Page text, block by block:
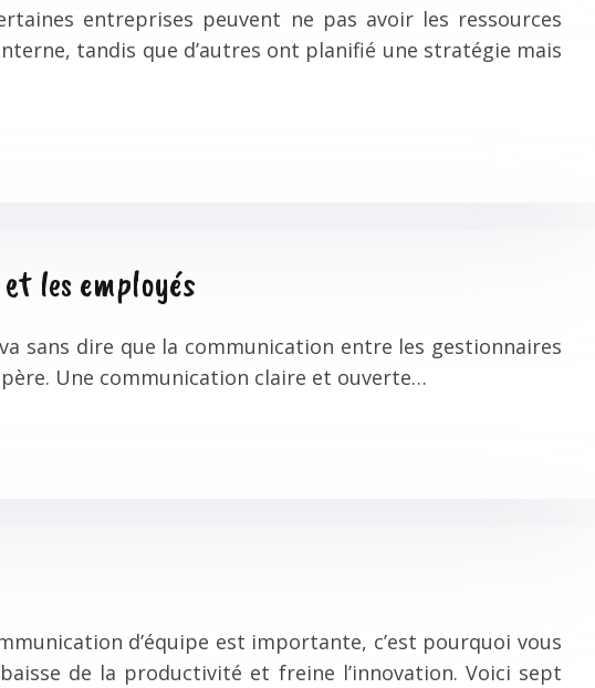
entreprises peuvent ne pas avoir les ressources
tandis que d’autres ont planifié une stratégie mais
les employés
sans dire que la communication entre les gestionnaires
Une communication claire et ouverte…
d’équipe est importante, c’est pourquoi vous
de la productivité et freine l’innovation. Voici sept